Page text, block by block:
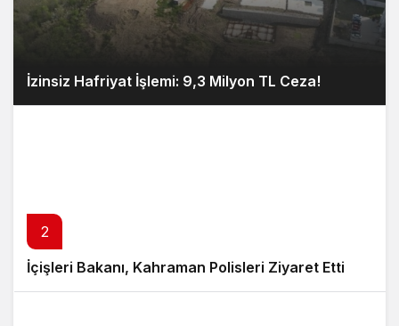
İzinsiz Hafriyat İşlemi: 9,3 Milyon TL Ceza!
2
İçişleri Bakanı, Kahraman Polisleri Ziyaret Etti